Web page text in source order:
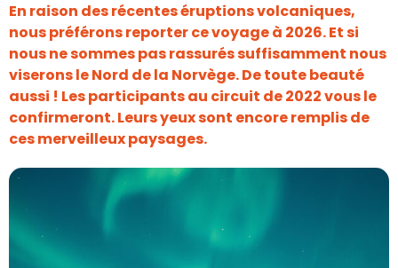
En raison des récentes éruptions volcaniques,
nous préférons reporter ce voyage à 2026. Et si
nous ne sommes pas rassurés suffisamment nous
viserons le Nord de la Norvège. De toute beauté
aussi ! Les participants au circuit de 2022 vous le
confirmeront. Leurs yeux sont encore remplis de
ces merveilleux paysages.